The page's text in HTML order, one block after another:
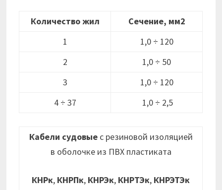
Количество жил
Сечение, мм2
1
1,0 ÷ 120
2
1,0 ÷ 50
3
1,0 ÷ 120
4 ÷ 37
1,0 ÷ 2,5
Кабели судовыес резиновой изоляцией
в оболочке из ПВХ пластиката
КНРк, КНРПк, КНРЭк, КНРТЭк, КНРЭТЭк